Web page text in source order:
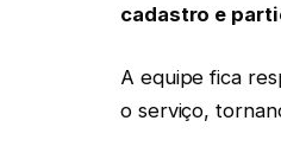
cadastro e
A equipe fica
o serviço,